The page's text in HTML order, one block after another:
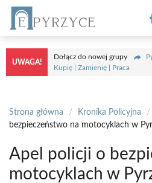
Przejdź
treści
UWAGA!
Dołącz do nowej grupy
Kupię | Zamienię | Praca
Strona główna / Kronika Policyjna /
bezpieczeństwo na motocyklach w
Apel policji o
motocyklach w